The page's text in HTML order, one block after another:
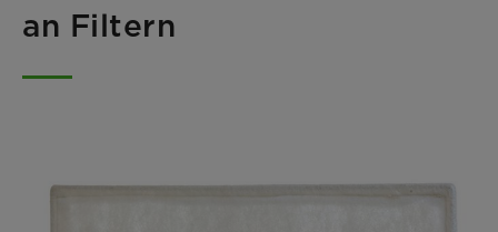
an Filtern